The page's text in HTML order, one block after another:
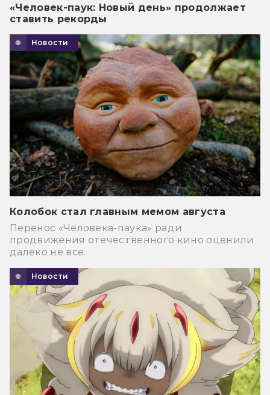
«Человек-паук: Новый день» продолжает
ставить рекорды
Новости
Колобок стал главным мемом августа
Перенос «Человека-паука» ради
продвижения отечественного кино оценили
далеко не все.
Новости